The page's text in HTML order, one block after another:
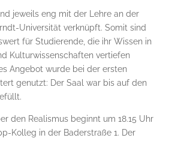
jeweils eng mit der Lehre an der
Universität verknüpft. Somit sind
für Studierende, die ihr Wissen in
Kulturwissenschaften vertiefen
Angebot wurde bei der ersten
genutzt: Der Saal war bis auf den
den Realismus beginnt um 18.15 Uhr
Kolleg in der Baderstraße 1. Der